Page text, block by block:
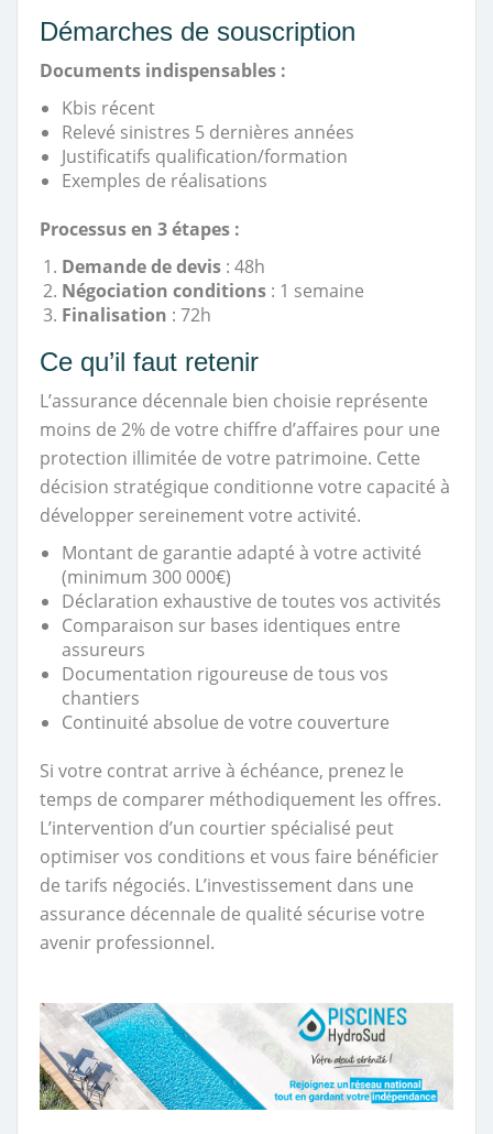
Démarches de souscription
Documents indispensables :
Kbis récent
Relevé sinistres 5 dernières années
Justificatifs qualification/formation
Exemples de réalisations
Processus en 3 étapes :
Demande de devis : 48h
Négociation conditions : 1 semaine
Finalisation : 72h
Ce qu’il faut retenir
L’assurance décennale bien choisie représente
moins de 2% de votre chiffre d’affaires pour une
protection illimitée de votre patrimoine. Cette
décision stratégique conditionne votre capacité à
développer sereinement votre activité.
Montant de garantie adapté à votre activité
(minimum 300 000€)
Déclaration exhaustive de toutes vos activités
Comparaison sur bases identiques entre
assureurs
Documentation rigoureuse de tous vos
chantiers
Continuité absolue de votre couverture
Si votre contrat arrive à échéance, prenez le
temps de comparer méthodiquement les offres.
L’intervention d’un courtier spécialisé peut
optimiser vos conditions et vous faire bénéficier
de tarifs négociés. L’investissement dans une
assurance décennale de qualité sécurise votre
avenir professionnel.